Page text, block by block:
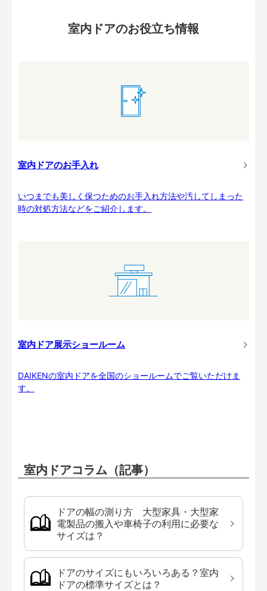
室内ドアのお役立ち情報
室内ドアのお手入れ
いつまでも美しく保つためのお手入れ方法や汚してしまった
時の対処方法などをご紹介します。
室内ドア展示ショールーム
DAIKENの室内ドアを全国のショールームでご覧いただけま
す。
室内ドアコラム（記事）
ドアの幅の測り方 大型家具・大型家
電製品の搬入や車椅子の利用に必要な
サイズは？
ドアのサイズにもいろいろある？室内
ドアの標準サイズとは？